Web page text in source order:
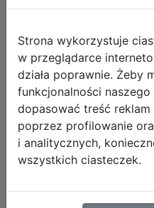
Strona wykorzystuje
w przeglądarce
działa poprawnie. Żeby
funkcjonalności
dopasować treść
poprzez profilowanie
i analitycznych,
wszystkich ciasteczek.